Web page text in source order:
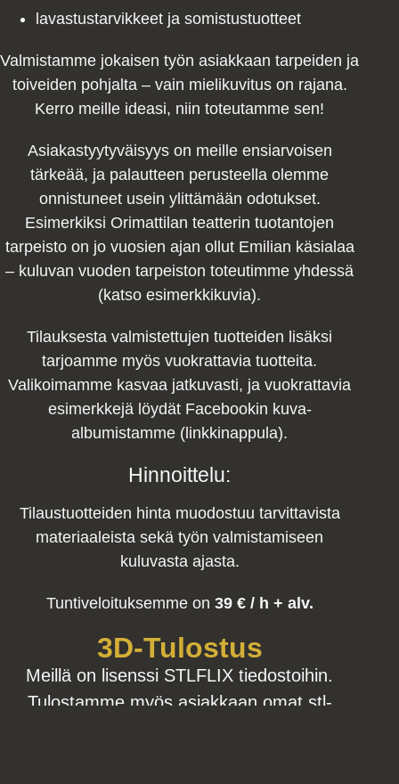
lavastustarvikkeet ja somistustuotteet
Valmistamme jokaisen työn asiakkaan tarpeiden ja
toiveiden pohjalta – vain mielikuvitus on rajana.
Kerro meille ideasi, niin toteutamme sen!
Asiakastyytyväisyys on meille ensiarvoisen
tärkeää, ja palautteen perusteella olemme
onnistuneet usein ylittämään odotukset.
Esimerkiksi Orimattilan teatterin tuotantojen
tarpeisto on jo vuosien ajan ollut Emilian käsialaa
– kuluvan vuoden tarpeiston toteutimme yhdessä
(katso esimerkkikuvia).
Tilauksesta valmistettujen tuotteiden lisäksi
tarjoamme myös vuokrattavia tuotteita.
Valikoimamme kasvaa jatkuvasti, ja vuokrattavia
esimerkkejä löydät Facebookin kuva-
albumistamme (linkkinappula).
Hinnoittelu:
Tilaustuotteiden hinta muodostuu tarvittavista
materiaaleista sekä työn valmistamiseen
kuluvasta ajasta.
Tuntiveloituksemme on 39 € / h + alv.
3D-Tulostus
Meillä on lisenssi STLFLIX tiedostoihin.
Tulostamme myös asiakkaan omat stl-